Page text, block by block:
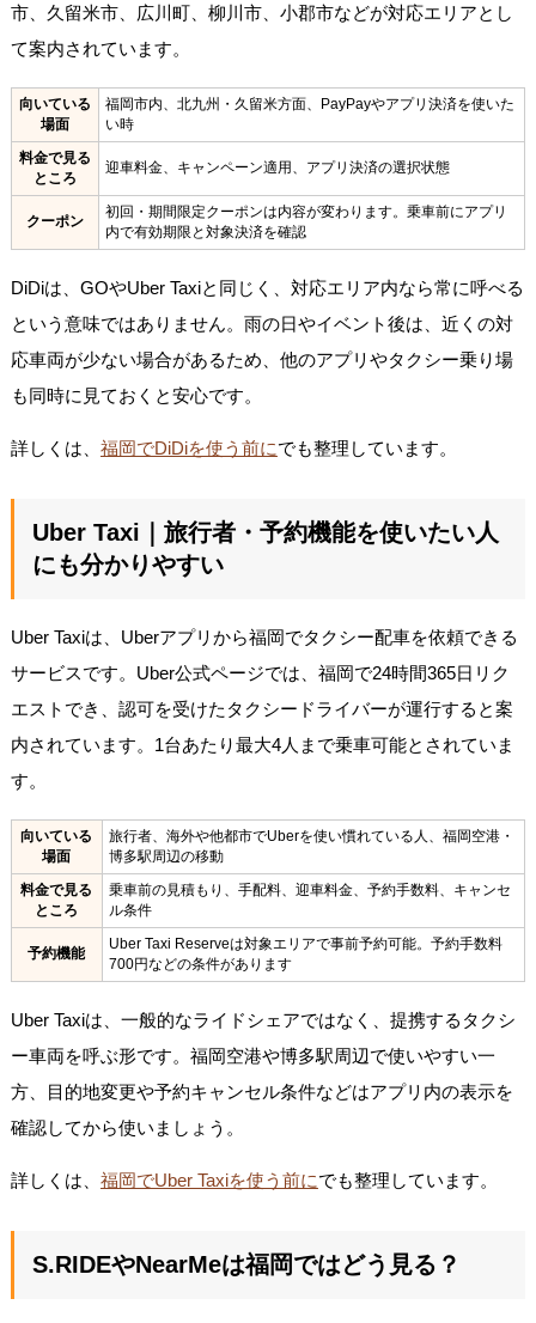
市、久留米市、広川町、柳川市、小郡市などが対応エリアとし
て案内されています。
向いている
場面
福岡市内、北九州・久留米方面、PayPayやアプリ決済を使いた
い時
料金で見る
ところ
迎車料金、キャンペーン適用、アプリ決済の選択状態
クーポン
初回・期間限定クーポンは内容が変わります。乗車前にアプリ
内で有効期限と対象決済を確認
DiDiは、GOやUber Taxiと同じく、対応エリア内なら常に呼べる
という意味ではありません。雨の日やイベント後は、近くの対
応車両が少ない場合があるため、他のアプリやタクシー乗り場
も同時に見ておくと安心です。
詳しくは、 福岡でDiDiを使う前にでも整理しています。
Uber Taxi｜旅行者・予約機能を使いたい人
にも分かりやすい
Uber Taxiは、Uberアプリから福岡でタクシー配車を依頼できる
サービスです。Uber公式ページでは、福岡で24時間365日リク
エストでき、認可を受けたタクシードライバーが運行すると案
内されています。1台あたり最大4人まで乗車可能とされていま
す。
向いている
場面
旅行者、海外や他都市でUberを使い慣れている人、福岡空港・
博多駅周辺の移動
料金で見る
ところ
乗車前の見積もり、手配料、迎車料金、予約手数料、キャンセ
ル条件
予約機能
Uber Taxi Reserveは対象エリアで事前予約可能。予約手数料
700円などの条件があります
Uber Taxiは、一般的なライドシェアではなく、提携するタクシ
ー車両を呼ぶ形です。福岡空港や博多駅周辺で使いやすい一
方、目的地変更や予約キャンセル条件などはアプリ内の表示を
確認してから使いましょう。
詳しくは、 福岡でUber Taxiを使う前にでも整理しています。
S.RIDEやNearMeは福岡ではどう見る？